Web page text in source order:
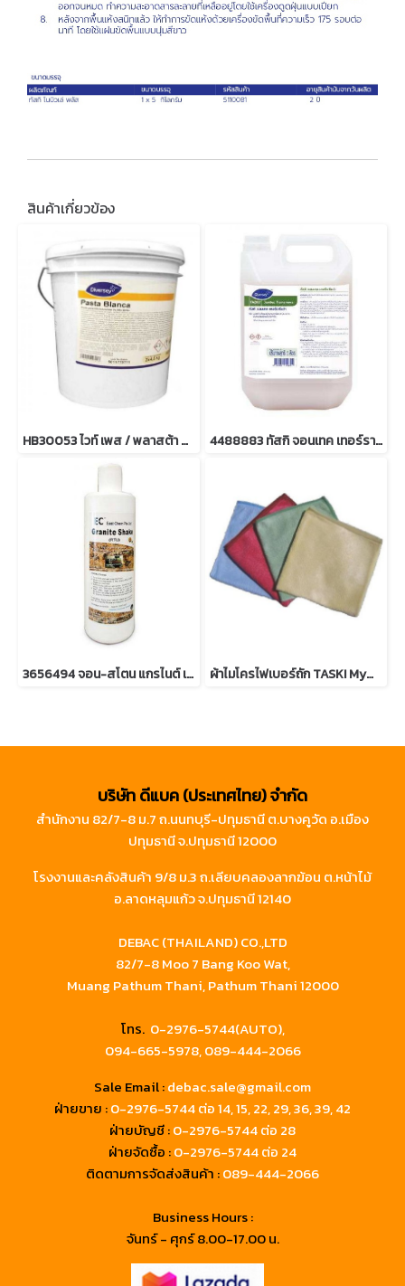
สินค้าเกี่ยวข้อง
HB30053 ไวท์ เพส / พลาสต้า บลังก้า 4488883 ทัสกิ จอนเทค เทอร์ราโนว่า
3656494 จอน-สโตน แกรไนต์ เชค ผ้าไมโครไฟเบอร์ถัก TASKI Mymicro
บริษัท ดีแบค (ประเทศไทย) จำกัด
สำนักงาน 82/7-8 ม.7 ถ.นนทบุรี-ปทุมธานี ต.บางคูวัด อ.เมือง
ปทุมธานี จ.ปทุมธานี 12000
โรงงานและคลังสินค้า 9/8 ม.3 ถ.เลียบคลองลากฆ้อน ต.หน้าไม้
อ.ลาดหลุมแก้ว จ.ปทุมธานี 12140
DEBAC (THAILAND) CO.,LTD
82/7-8 Moo 7 Bang Koo Wat,
Muang Pathum Thani, Pathum Thani 12000
โทร. 0-2976-5744(AUTO),
094-665-5978,089-444-2066
Sale Email :debac.sale@gmail.com
ฝ่ายขาย :0-2976-5744ต่อ 14, 15, 22, 29, 36, 39, 42
ฝ่ายบัญชี :0-2976-5744 ต่อ 28
ฝ่ายจัดซื้อ :0-2976-5744 ต่อ 24
ติดตามการจัดส่งสินค้า :089-444-2066
Business Hours :
จันทร์ - ศุกร์ 8.00-17.00 น.